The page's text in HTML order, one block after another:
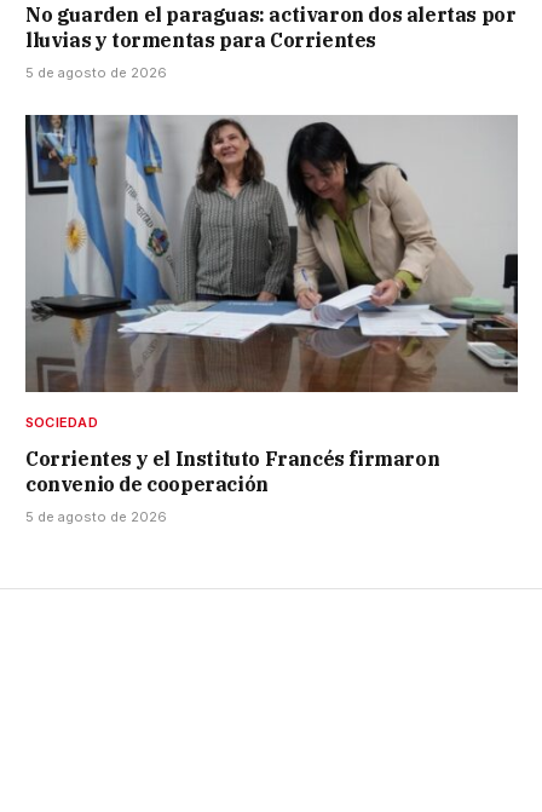
No guarden el paraguas: activaron dos alertas por
lluvias y tormentas para Corrientes
5 de agosto de 2026
SOCIEDAD
Corrientes y el Instituto Francés firmaron
convenio de cooperación
5 de agosto de 2026